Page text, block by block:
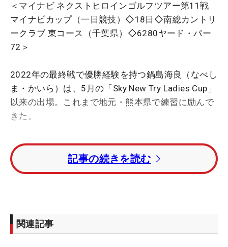
＜マイナビ ネクストヒロインゴルフツアー第11戦
マイナビカップ（一日競技）◇18日◇南総カントリ
ークラブ 東コース（千葉県）◇6280ヤード・パー
72＞
2022年の最終戦で優勝経験を持つ鍋島海良（なべし
ま・かいら）は、5月の「Sky New Try Ladies Cup」
以来の出場。これまで地元・熊本県で練習に励んで
きた。
「自分から出たいと言って、成績が残せなかったら
嫌なんです」と5カ月ぶりの出場になったのには理
由があった。成績やファン投票、推薦で出場権を得
出せるとは限らないから難しい」と消極的になって
いた時期も。だがJLPGA最終プロテストを今月末に
記事の続きを読む
関連記事